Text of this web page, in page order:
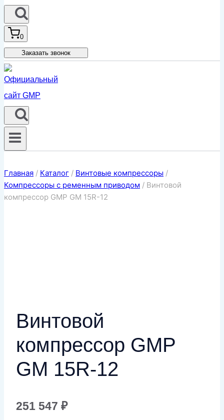
0
Заказать звонок
Главная / Каталог / Винтовые компрессоры /
Компрессоры с ременным приводом / Винтовой
компрессор GMP GM 15R-12
Винтовой
компрессор GMP
GM 15R-12
251 547 ₽